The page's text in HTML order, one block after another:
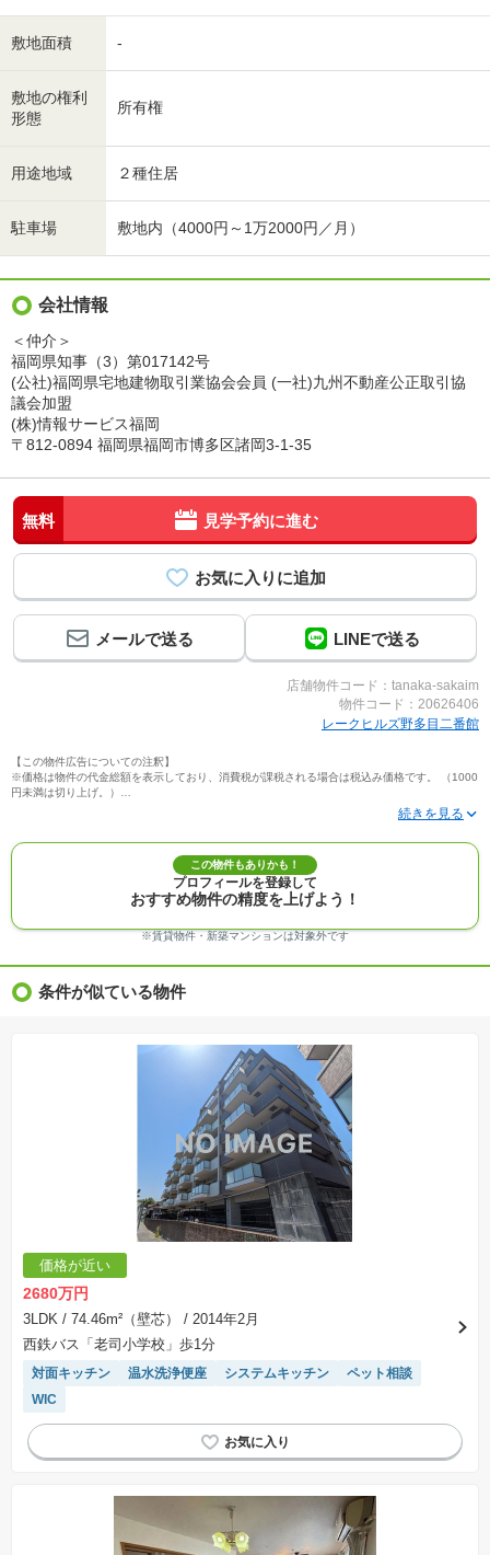
敷地面積 -
敷地の権利
形態
所有権
用途地域 ２種住居
駐車場 敷地内（4000円～1万2000円／月）
会社情報
＜仲介＞
福岡県知事（3）第017142号
(公社)福岡県宅地建物取引業協会会員 (一社)九州不動産公正取引協
議会加盟
(株)情報サービス福岡
〒812-0894 福岡県福岡市博多区諸岡3-1-35
無料 見学予約に進む
メールで送る LINEで送る
店舗物件コード：tanaka-sakaim
物件コード：20626406
レークヒルズ野多目二番館
【この物件広告についての注釈】
※価格は物件の代金総額を表示しており、消費税が課税される場合は税込み価格です。 （1000
円未満は切り上げ。）
※写真に写っている、またはパース（絵）や間取り図に描かれている家具や車などは、特にコ
※建築条件付き土地価格には、建物価格は含まれません。
※物件情報は、原則として情報提供日の２日前に最終確認した情報です。
※完成予想図はいずれも外構、植栽、外観等実際のものとは多少異なることがあります。
※モデルルーム・モデルハウス・展示場・ショールームの画像の場合、今回販売の物件と異な
※ＣＧ合成の画像の場合、実際とは多少異なる場合があります。
※物件特徴：販売戸数が複数の物件は、全ての住戸に該当しない項目もあります。
※価格更新：物件価格が変更された日から１週間表示されます。
※建築条件土地の情報内に掲載されている、建物プラン例は、土地購入者の設計プランの参考
の一例であって、プランの採用可否は任意です。
※土地（建築条件なし）で「建物プラン例」が表記してある時、そのプラン例は特定の建築請
負会社によるもので、当該建築請負会社以外で建てた場合、同様のものが同価格で建てられる
とは限りません。また建築請負会社を特定するものではありません。
※建築条件付き土地とは、その土地に建築する建物の建築請負契約が、一定期間内に成立する
ことを条件として売買される土地のことをいいます。建築請負契約成立に向けて設計プランを
協議するため、土地購入者が自己の希望する建物の設計協議をするために必要な相当の期間の
交渉期間が設定され、その期間内で希望を満たすプランが実現できたかどうかにより結論を出
します。なお、この期間は概ね3ヶ月程度とされています。納得のいくプランが出来ず、建築請
負契約が成立しない場合、土地売買契約は白紙に戻り、土地契約にかかった代金（土地代金、
手付金など）は名目のいかんに関わらず、全て返却されます。
※課税対象物件の「価格」や「費用等」は消費税込みの「総額表示」で統一しています。
※「本体価格」とは、課税対象物件においては「消費税を除いた建物価格」と「土地価格」の
合計額を指します。
表示されておりません。
※取引にかかる費用：物件の契約手続き、決済、引き渡し時にかかる費用を表示しています。
不動産会社によって表記有無が異なるため、ご自身で十分な確認をしていただくようにお願い
いたします。
場合があります。
この物件もありかも！
プロフィールを登録して
おすすめ物件の精度を上げよう！
※賃貸物件・新築マンションは対象外です
条件が似ている物件
価格が近い
2680万円
3LDK / 74.46m²（壁芯）
/ 2014年2月
西鉄バス「老司小学校」歩1分
対面キッチン 温水洗浄便座 システムキッチン
ペット相談
WIC